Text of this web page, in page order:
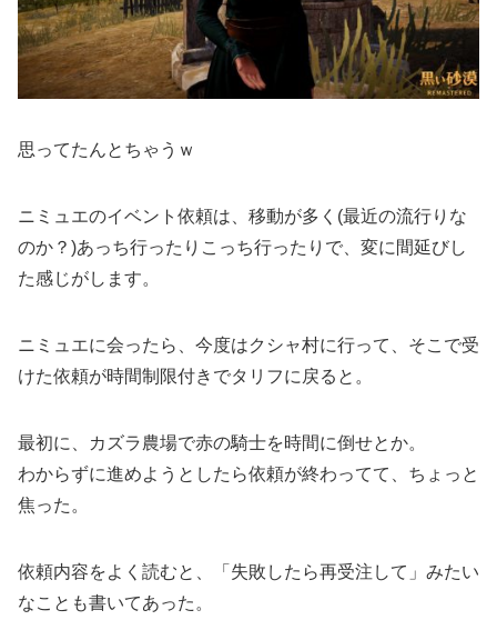
思ってたんとちゃうｗ
ニミュエのイベント依頼は、移動が多く(最近の流行りな
のか？)あっち行ったりこっち行ったりで、変に間延びし
た感じがします。
ニミュエに会ったら、今度はクシャ村に行って、そこで受
けた依頼が時間制限付きでタリフに戻ると。
最初に、カズラ農場で赤の騎士を時間に倒せとか。
わからずに進めようとしたら依頼が終わってて、ちょっと
焦った。
依頼内容をよく読むと、「失敗したら再受注して」みたい
なことも書いてあった。